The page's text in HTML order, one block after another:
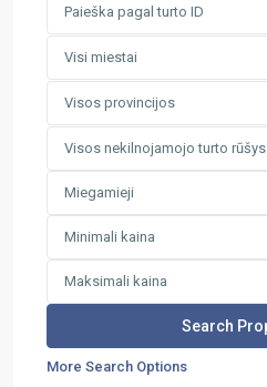
Visi miestai
Visos provincijos
Visos nekilnojamojo turto rūšys
More Search Options